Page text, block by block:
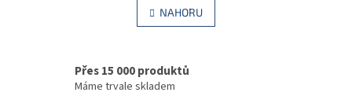
l
á
c
n
k
á
NAHORU
Přes 15 000 produktů
Máme trvale skladem